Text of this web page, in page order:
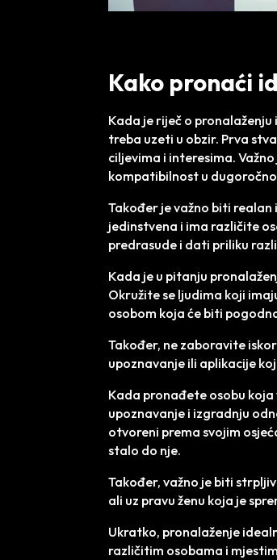
Kako pronaći
Kada je riječ o
treba uzeti u obzir. Prva
ciljevima i interesima.
kompatibilnost u
Također je važno biti
jedinstvena i ima različite
predrasude i dati priliku
Kada je u pitanju
Okružite se ljudima koji
osobom koja će biti
Također, ne zaboravite
upoznavanje ili aplikacije
Kada pronađete osobu
upoznavanje i izgradnju
otvoreni prema svojim
stalo do nje.
Također, važno je biti
ali uz pravu ženu koja je
Ukratko, pronalaženje
različitim osobama i